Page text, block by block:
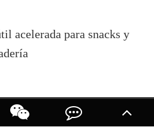
acelerada para snacks y